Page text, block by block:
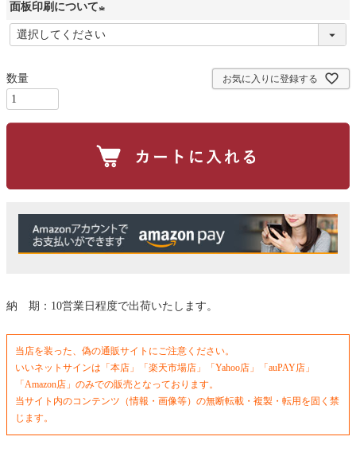
面板印刷について
(
お気に入りに登録する
納 期：10営業日程度で出荷いたします。
当店を装った、偽の通販サイトにご注意ください。
いいネットサインは「本店」「楽天市場店」「Yahoo店」「auPAY店」
「Amazon店」のみでの販売となっております。
当サイト内のコンテンツ（情報・画像等）の無断転載・複製・転用を固く禁
じます。